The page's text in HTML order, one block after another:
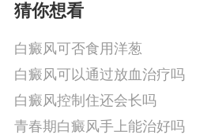
猜你想看
白癜风可否食用洋葱
白癜风可以通过放血治疗吗
白癜风控制住还会长吗
青春期白癜风手上能治好吗